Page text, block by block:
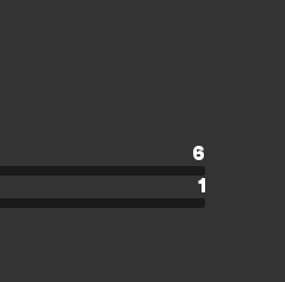
6
1